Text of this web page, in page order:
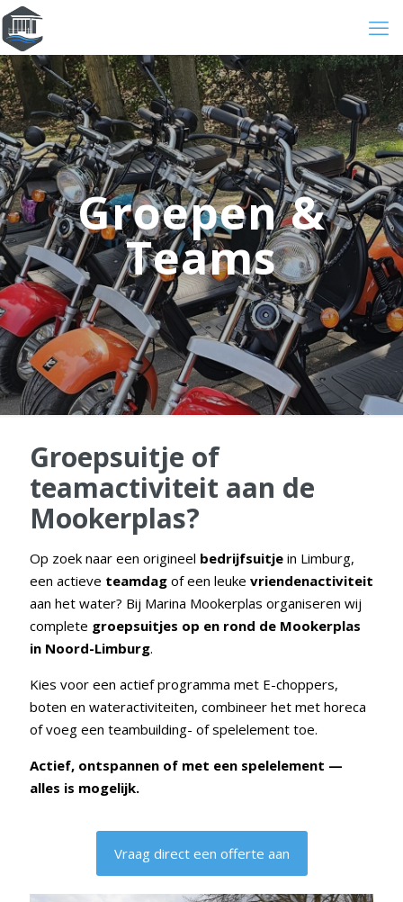
Groepen &
Teams
Groepsuitje of
teamactiviteit aan de
Mookerplas?
Op zoek naar een origineel bedrijfsuitje in Limburg,
een actieve teamdag of een leuke vriendenactiviteit
aan het water? Bij Marina Mookerplas organiseren wij
complete groepsuitjes op en rond de Mookerplas
in Noord-Limburg.
Kies voor een actief programma met E-choppers,
boten en wateractiviteiten, combineer het met horeca
of voeg een teambuilding- of spelelement toe.
Actief, ontspannen of met een spelelement —
alles is mogelijk.
Vraag direct een offerte aan